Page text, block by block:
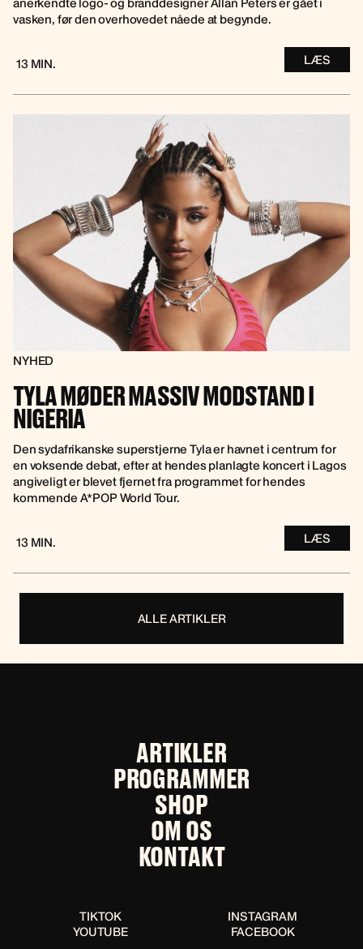
vasken, før den overhovedet nåede at begynde.
13 MIN. LÆS
NYHED
TYLA MØDER MASSIV MODSTAND I
NIGERIA
Den sydafrikanske superstjerne Tyla er havnet i centrum for
en voksende debat, efter at hendes planlagte koncert i Lagos
angiveligt er blevet fjernet fra programmet for hendes
kommende A*POP World Tour.
13 MIN. LÆS
ALLE ARTIKLER
ARTIKLER
PROGRAMMER
SHOP
OM OS
KONTAKT
TIKTOK
INSTAGRAM
YOUTUBE
FACEBOOK